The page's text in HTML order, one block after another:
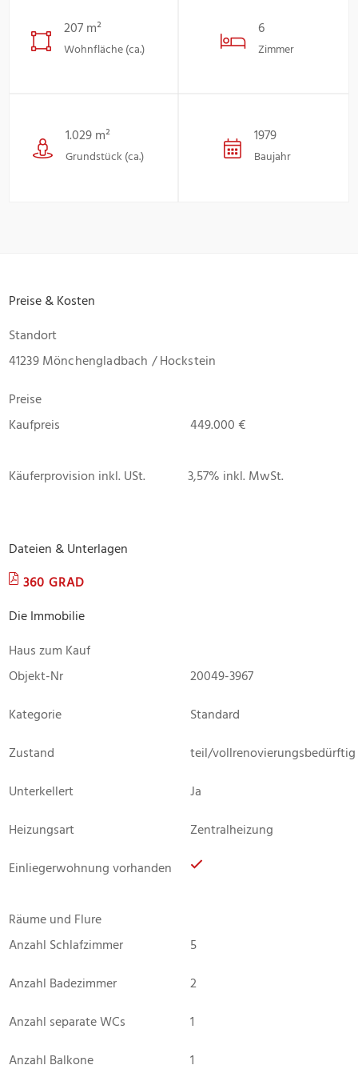
207 m²
Wohnfläche (ca.)
6
Zimmer
1.029 m²
Grundstück (ca.)
1979
Baujahr
Preise & Kosten
Standort
41239 Mönchengladbach / Hockstein
Preise
Kaufpreis
449.000 €
Käuferprovision inkl. USt. 3,57% inkl. MwSt.
Dateien & Unterlagen
360 GRAD
Die Immobilie
Haus zum Kauf
Objekt-Nr
20049-3967
Kategorie
Standard
Zustand
teil/vollrenovierungsbedürftig
Unterkellert
Ja
Heizungsart
Zentralheizung
Einliegerwohnung vorhanden
Räume und Flure
Anzahl Schlafzimmer
5
Anzahl Badezimmer
2
Anzahl separate WCs
1
Anzahl Balkone
1